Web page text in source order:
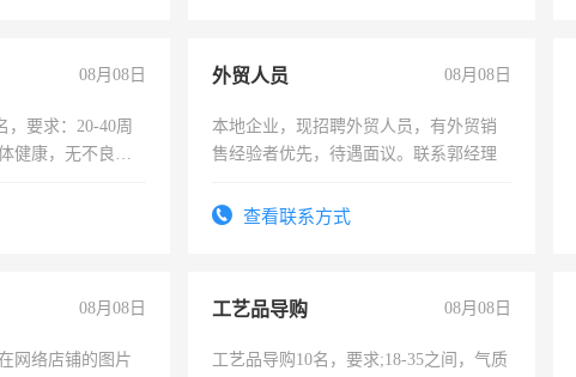
08月08日
，要求：20-40周
健康，无不良嗜
，两班倒，每月
外贸人员 08月08日
本地企业，现招聘外贸人员，有外贸销
售经验者优先，待遇面议。联系郭经理
查看联系方式
08月08日
网络店铺的图片
工艺品导购 08月08日
工艺品导购10名，要求;18-35之间，气质